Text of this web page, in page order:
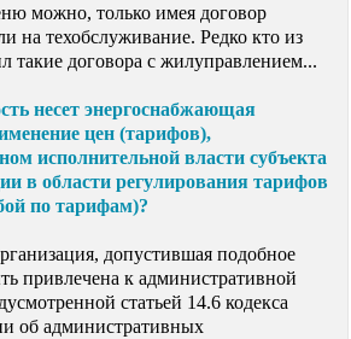
можно, только имея договор
на техобслуживание. Редко кто из
такие договора с жилуправлением...
несет энергоснабжающая
цен (тарифов),
исполнительной власти субъекта
в области регулирования тарифов
по тарифам)?
допустившая подобное
привлечена к административной
статьей 14.6 кодекса
об административных